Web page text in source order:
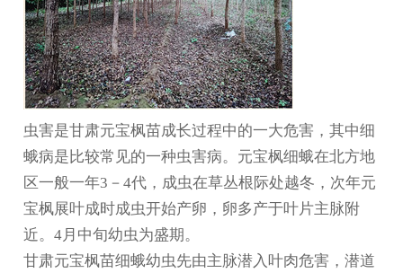
虫害是甘肃元宝枫苗成长过程中的一大危害，其中细
蛾病是比较常见的一种虫害病。元宝枫细蛾在北方地
区一般一年3－4代，成虫在草丛根际处越冬，次年元
宝枫展叶成时成虫开始产卵，卵多产于叶片主脉附
近。4月中旬幼虫为盛期。
甘肃元宝枫苗细蛾幼虫先由主脉潜入叶肉危害，潜道